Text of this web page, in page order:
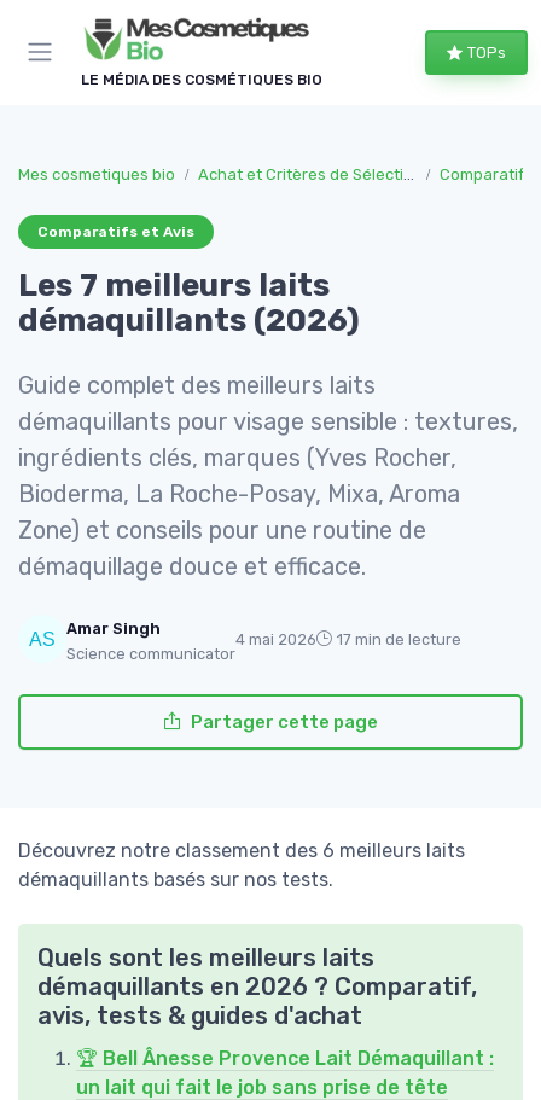
LE MÉDIA DES COSMÉTIQUES BIO
TOPs
Mes cosmetiques bio Achat et Critères de Sélection Comparatifs
Comparatifs et Avis
Les 7 meilleurs laits
démaquillants (2026)
Guide complet des meilleurs laits
démaquillants pour visage sensible : textures,
ingrédients clés, marques (Yves Rocher,
Bioderma, La Roche-Posay, Mixa, Aroma
Zone) et conseils pour une routine de
démaquillage douce et efficace.
Amar Singh
Science communicator
4 mai 2026 17 min de lecture
Partager cette page
Découvrez notre classement des 6 meilleurs laits
démaquillants basés sur nos tests.
Quels sont les meilleurs laits
démaquillants en 2026 ? Comparatif,
avis, tests & guides d'achat
🏆 Bell Ânesse Provence Lait Démaquillant :
un lait qui fait le job sans prise de tête
Panneau de gestion des cookies